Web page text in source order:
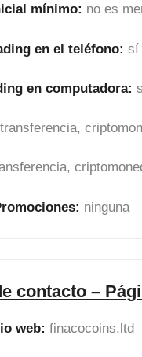
mínimo: no es
en el teléfono: sí
en computadora:
ninguna
contacto –
web: finacocoins.ltd